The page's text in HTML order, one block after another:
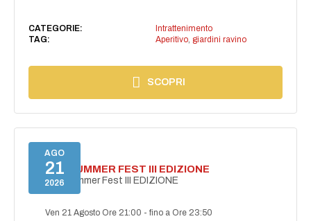
CATEGORIE:
Intrattenimento
TAG:
Aperitivo, giardini ravino
SCOPRI
AGO
21
2026
PANZA SUMMER FEST III EDIZIONE
PANZA Summer Fest III EDIZIONE
Ven 21 Agosto Ore 21:00 -fino a Ore 23:50